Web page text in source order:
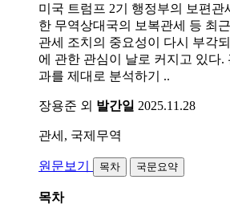
미국 트럼프 2기 행정부의 보편관
한 무역상대국의 보복관세 등 최
관세 조치의 중요성이 다시 부각
에 관한 관심이 날로 커지고 있다.
과를 제대로 분석하기 ..
장용준 외 발간일 2025.11.28
관세, 국제무역
원문보기 목차 국문요약
목차